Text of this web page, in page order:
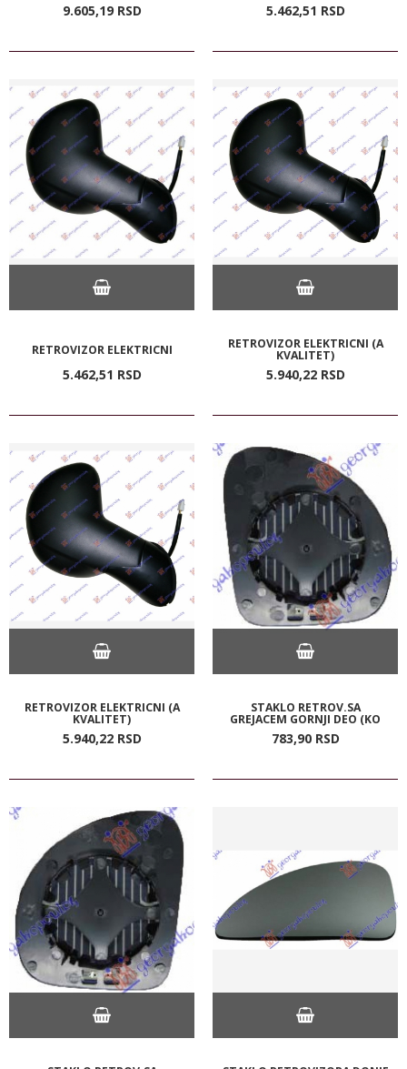
9.605,19 RSD 5.462,51 RSD
RETROVIZOR ELEKTRICNI
5.462,51 RSD
RETROVIZOR ELEKTRICNI (A
KVALITET)
5.940,22 RSD
RETROVIZOR ELEKTRICNI (A
KVALITET)
5.940,22 RSD
STAKLO RETROV.SA
GREJACEM GORNJI DEO (KO
783,90 RSD